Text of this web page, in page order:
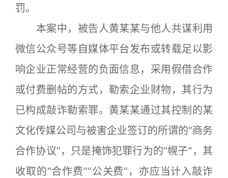
罚。
本案中，被告人黄某某与他人共谋利用
微信公众号等自媒体平台发布或转载足以影
响企业正常经营的负面信息，采用假借合作
或付费删帖的方式，勒索企业财物，其行为
已构成敲诈勒索罪。黄某某通过其控制的某
文化传媒公司与被害企业签订的所谓的“商务
合作协议”，只是掩饰犯罪行为的“幌子”，其
收取的“合作费”“公关费”，亦应当计入敲诈